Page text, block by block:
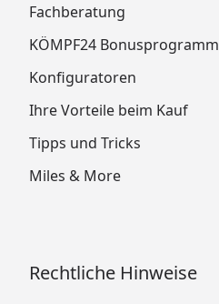
Fachberatung
KÖMPF24 Bonusprogramm
Konfiguratoren
Ihre Vorteile beim Kauf
Tipps und Tricks
Miles & More
Rechtliche Hinweise